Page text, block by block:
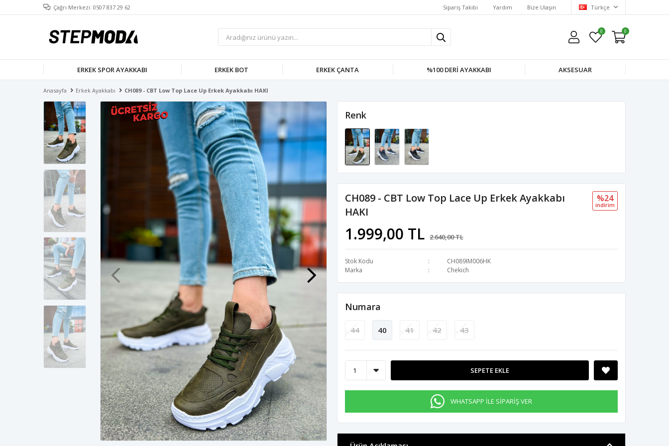
Çağrı Merkezi: 0507 837 29 62 Sipariş Takibi Yardım Bize Ulaşın Türkçe
0 0
ERKEK SPOR AYAKKABI ERKEK BOT ERKEK ÇANTA %100 DERI AYAKKABI AKSESUAR
Anasayfa Erkek Ayakkabı CH089 - CBT Low Top Lace Up Erkek Ayakkabı HAKI
CH089 - CBT Low Top Lace Up Erkek Ayakkabı
HAKI
1.999,00 TL 2.640,00 TL
%24
i̇ndi̇ri̇m
Stok Kodu
CH089IM006HK
Marka
Chekich
Renk
Numara
44 40 41 42 43
SEPETE EKLE
WHATSAPP İLE SİPARİŞ VER